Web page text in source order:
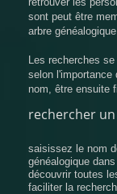
sont peut être
arbre
Les recherches
selon l'importance
nom, être ensuite
rechercher
saisissez le nom
généalogique
découvrir toutes
faciliter la